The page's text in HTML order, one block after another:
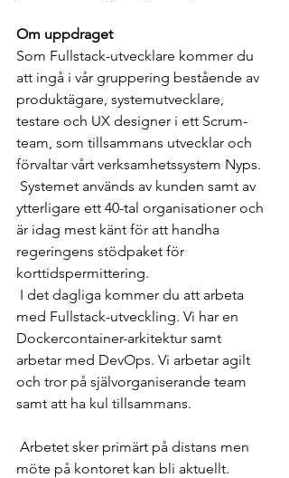
Om uppdraget
Som Fullstack-utvecklare kommer du
att ingå i vår gruppering bestående av
produktägare, systemutvecklare,
testare och UX designer i ett Scrum-
team, som tillsammans utvecklar och
förvaltar vårt verksamhetssystem Nyps.
ytterligare ett 40-tal organisationer och
är idag mest känt för att handha
regeringens stödpaket för
korttidspermittering.
med Fullstack-utveckling. Vi har en
Dockercontainer-arkitektur samt
arbetar med DevOps. Vi arbetar agilt
och tror på självorganiserande team
samt att ha kul tillsammans.
möte på kontoret kan bli aktuellt.